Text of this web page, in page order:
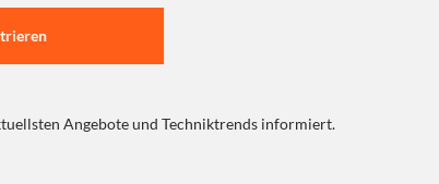
Angebote und Techniktrends informiert.